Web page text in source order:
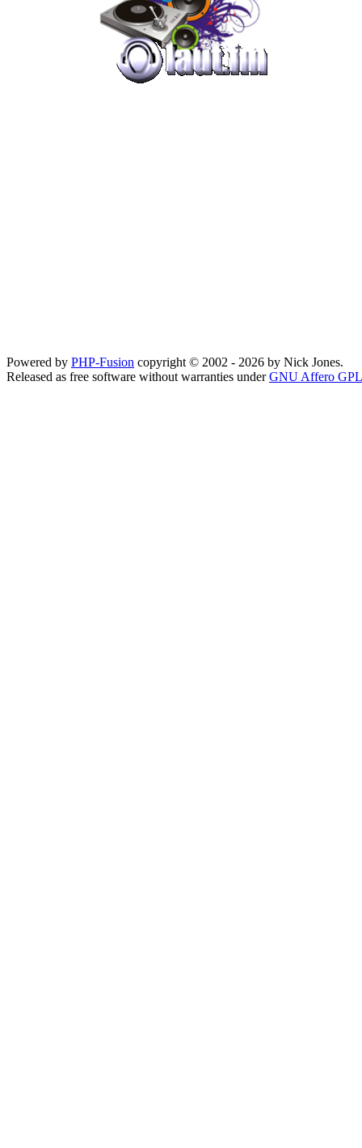
Powered by PHP-Fusion copyright © 2002 - 2026 by Nick Jones.
Released as free software without warranties underGNU Affero GPL